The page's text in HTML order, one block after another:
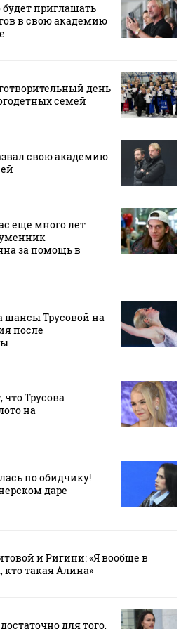
приглашать
в свою академию
день
семей
свою академию
еще много лет
за помощь в
шансы Трусовой на
после
Трусова
на
по обидчику!
даре
и Ригини: «Я вообще в
такая Алина»
для того,